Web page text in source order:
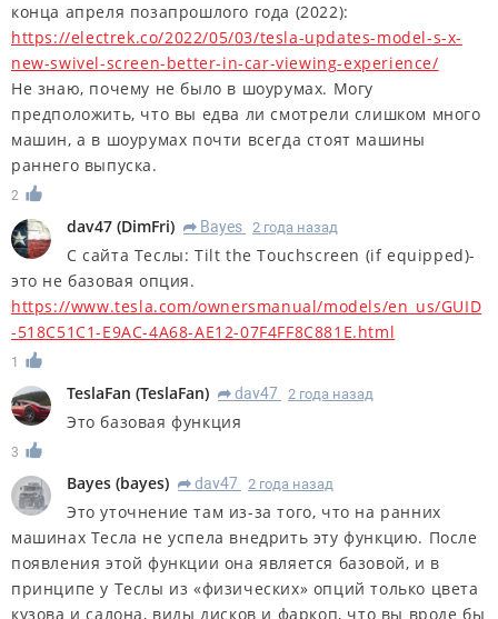
конца апреля позапрошлого года (2022):
https://electrek.co/2022/05/03/tesla-updates-model-s-x-
new-swivel-screen-better-in-car-viewing-experience/
Не знаю, почему не было в шоурумах. Могу
предположить, что вы едва ли смотрели слишком много
машин, а в шоурумах почти всегда стоят машины
раннего выпуска.
2
dav47 (DimFri) R Bayes 2 года назад
С сайта Теслы: Tilt the Touchscreen (if equipped)-
это не базовая опция.
https://www.tesla.com/ownersmanual/models/en_us/GUID
-518C51C1-E9AC-4A68-AE12-07F4FF8C881E.html
1
TeslaFan (TeslaFan) R dav47 2 года назад
Это базовая функция
3
Bayes (bayes) R dav47 2 года назад
Это уточнение там из-за того, что на ранних
машинах Тесла не успела внедрить эту функцию. После
появления этой функции она является базовой, и в
принципе у Теслы из «физических» опций только цвета
кузова и салона, виды дисков и фаркоп, что вы вроде бы